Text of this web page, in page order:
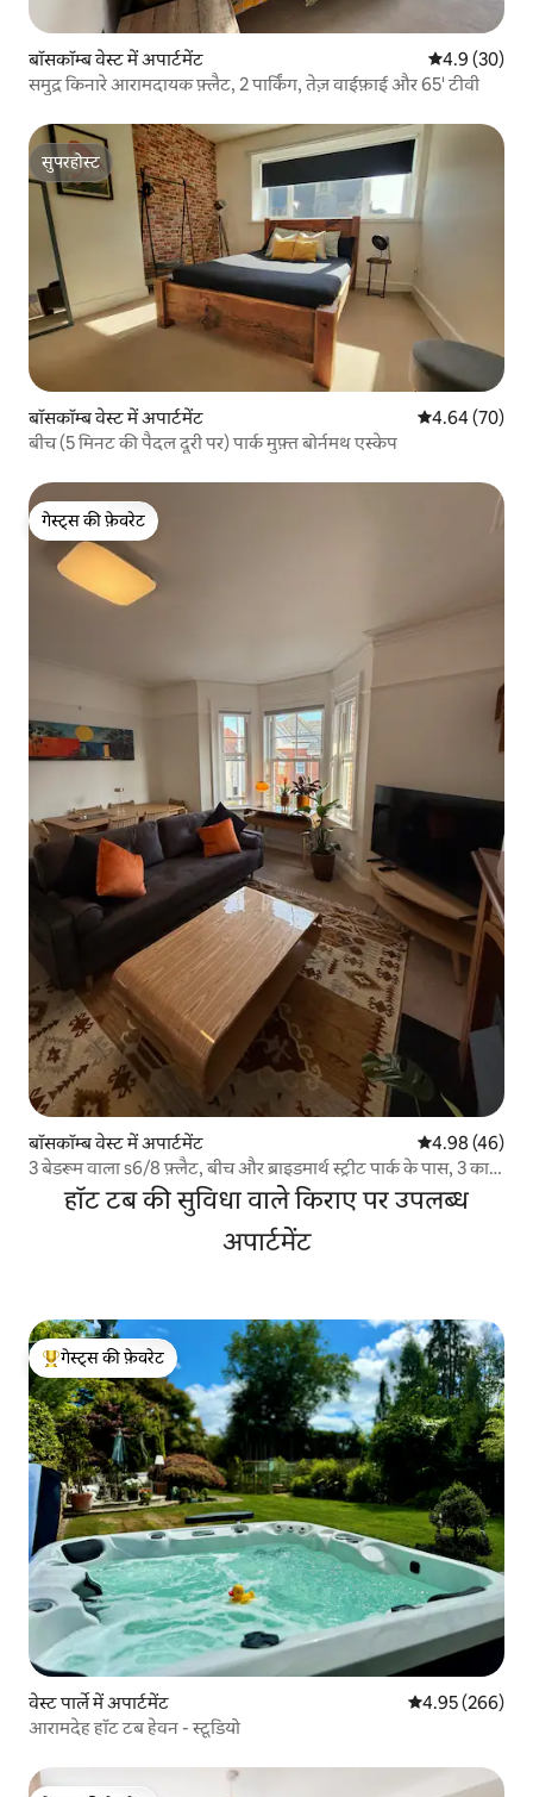
बॉसकॉम्ब वेस्ट में अपार्टमेंट औसत रेटिंग 5 में
4.9 (30)
समुद्र किनारे आरामदायक फ़्लैट, 2 पार्किंग, तेज़ वाईफ़ाई और 65' टीवी
सुपरहोस्ट
सुपरहोस्ट
बॉसकॉम्ब वेस्ट में अपार्टमेंट औसत रेटिंग 5 में
4.64 (70)
बीच (5 मिनट की पैदल दूरी पर) पार्क मुफ़्त बोर्नमथ एस्केप
गेस्ट्स की फ़ेवरेट
गेस्ट्स की फ़ेवरेट
बॉसकॉम्ब वेस्ट में अपार्टमेंट औसत रेटिंग 5 में
4.98 (46)
3 बेडरूम वाला s6/8 फ़्लैट, बीच और ब्राइडमार्थ स्ट्रीट पार्क के पास, 3 कारों
की जगहहॉट टब की सुविधा वाले किराए पर उपलब्ध
अपार्टमेंट
गेस्ट्स का टॉप फ़ेवरेट
गेस्ट्स की फ़ेवरेट
वेस्ट पार्ले में अपार्टमेंट औसत रेटिंग 5 में से
4.95 (266)
आरामदेह हॉट टब हेवन - स्टूडियो